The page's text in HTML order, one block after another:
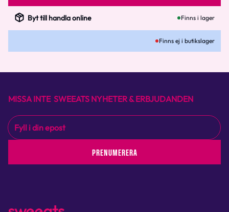
Byt till handla online Finns i lager
Finns ej i butikslager
MISSA INTE SWEEATS NYHETER & ERBJUDANDEN
PRENUMERERA